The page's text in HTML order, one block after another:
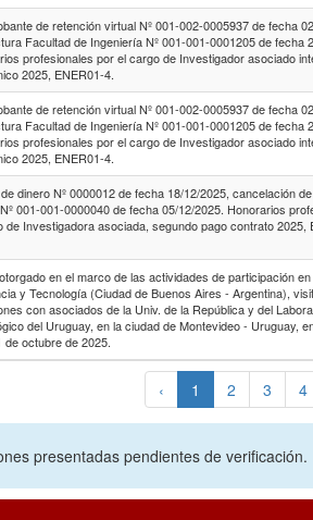
de retención virtual Nº 001-002-0005937 de fecha
Facultad de Ingeniería Nº 001-001-0001205 de fecha
profesionales por el cargo de Investigador asociado
2025, ENER01-4.
de retención virtual Nº 001-002-0005937 de fecha
Facultad de Ingeniería Nº 001-001-0001205 de fecha
profesionales por el cargo de Investigador asociado
2025, ENER01-4.
dinero Nº 0000012 de fecha 18/12/2025, cancelación
001-001-0000040 de fecha 05/12/2025. Honorarios
de Investigadora asociada, segundo pago contrato 2025,
en el marco de las actividades de participación
y Tecnología (Ciudad de Buenos Aires - Argentina),
con asociados de la Univ. de la República y del
del Uruguay, en la ciudad de Montevideo - Uruguay,
de octubre de 2025.
‹ 1 2 3 4
presentadas pendientes de verificación.